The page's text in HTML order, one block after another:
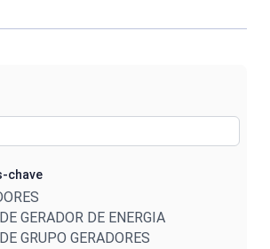
chave
GERADOR DE ENERGIA
GRUPO GERADORES